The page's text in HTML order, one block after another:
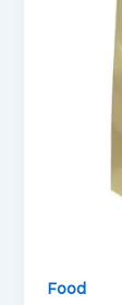
Food